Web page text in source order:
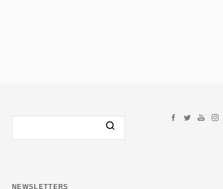
NEWSLETTERS